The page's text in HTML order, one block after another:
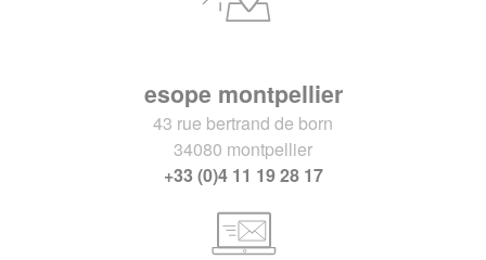
esope montpellier
43 rue bertrand de born
34080 montpellier
+33 (0)4 11 19 28 17